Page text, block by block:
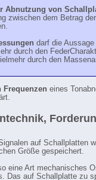
Abnutzung von
zwischen dem Betrag
darf die
durch den
durch den
Frequenzen eines
auf Schallplatten
Größe gespeichert.
eine Art mechanisches
Das auf Schallplatte zu